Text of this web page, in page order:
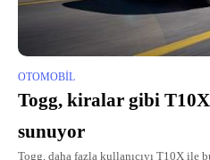
OTOMOBIL
Togg, kiralar gibi
sunuyor
Togg, daha fazla kullanıcıyı T10X ile